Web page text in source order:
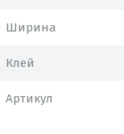
Ширина
Клей
Артикул